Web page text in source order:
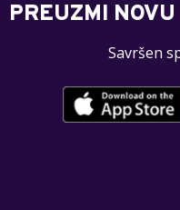
PREUZMI
Savršen